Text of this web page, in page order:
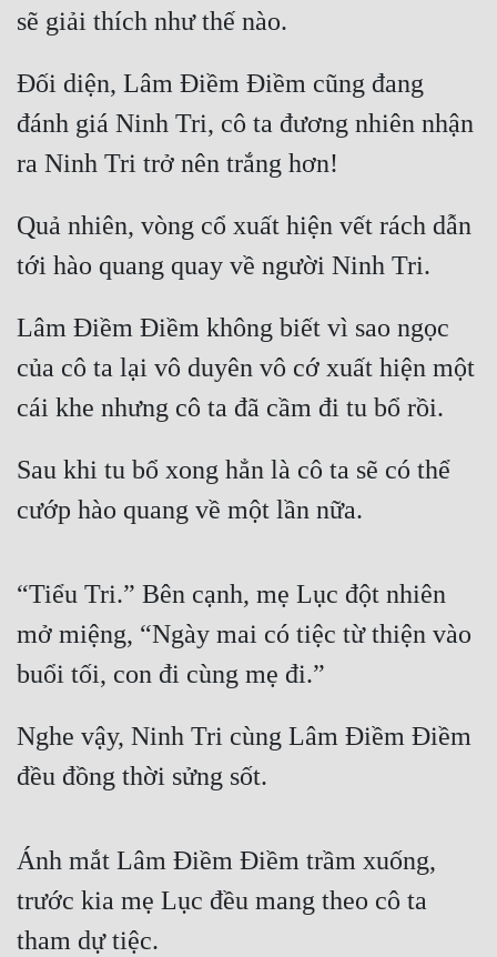
sẽ giải thích như thế nào.
Đối diện, Lâm Điềm Điềm cũng đang
đánh giá Ninh Tri, cô ta đương nhiên nhận
ra Ninh Tri trở nên trắng hơn!
Quả nhiên, vòng cổ xuất hiện vết rách dẫn
tới hào quang quay về người Ninh Tri.
Lâm Điềm Điềm không biết vì sao ngọc
của cô ta lại vô duyên vô cớ xuất hiện một
cái khe nhưng cô ta đã cầm đi tu bổ rồi.
Sau khi tu bổ xong hẳn là cô ta sẽ có thể
cướp hào quang về một lần nữa.
“Tiểu Tri.” Bên cạnh, mẹ Lục đột nhiên
mở miệng, “Ngày mai có tiệc từ thiện vào
buổi tối, con đi cùng mẹ đi.”
Nghe vậy, Ninh Tri cùng Lâm Điềm Điềm
đều đồng thời sửng sốt.
Ánh mắt Lâm Điềm Điềm trầm xuống,
trước kia mẹ Lục đều mang theo cô ta
tham dự tiệc.